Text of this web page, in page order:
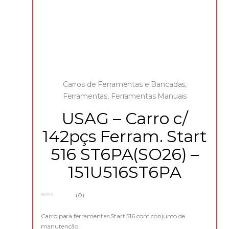
Carros de Ferramentas e Bancadas,
Ferramentas, Ferramentas Manuais
USAG – Carro c/
142pçs Ferram. Start
516 ST6PA(SO26) –
151U516ST6PA
u
(0)
Carro para ferramentas Start 516 com conjunto de
manutenção.